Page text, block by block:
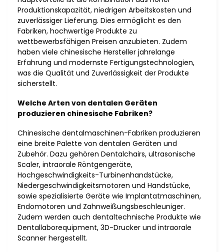
Produktionskapazität, niedrigen Arbeitskosten und
zuverlässiger Lieferung. Dies ermöglicht es den
Fabriken, hochwertige Produkte zu
wettbewerbsfähigen Preisen anzubieten. Zudem
haben viele chinesische Hersteller jahrelange
Erfahrung und modernste Fertigungstechnologien,
was die Qualität und Zuverlässigkeit der Produkte
sicherstellt.
Welche Arten von dentalen Geräten
produzieren chinesische Fabriken?
Chinesische dentalmaschinen-Fabriken produzieren
eine breite Palette von dentalen Geräten und
Zubehör. Dazu gehören Dentalchairs, ultrasonische
Scaler, intraorale Röntgengeräte,
Hochgeschwindigkeits-Turbinenhandstücke,
Niedergeschwindigkeitsmotoren und Handstücke,
sowie spezialisierte Geräte wie Implantatmaschinen,
Endomotoren und Zahnweißungsbeschleuniger.
Zudem werden auch dentaltechnische Produkte wie
Dentallaborequipment, 3D-Drucker und intraorale
Scanner hergestellt.